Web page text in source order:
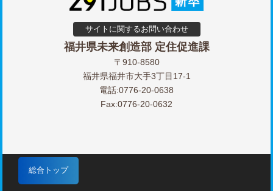
サイトに関するお問い合わせ
福井県未来創造部 定住促進課
〒910-8580
福井県福井市大手3丁目17-1
電話:0776-20-0638
Fax:0776-20-0632
総合トップ